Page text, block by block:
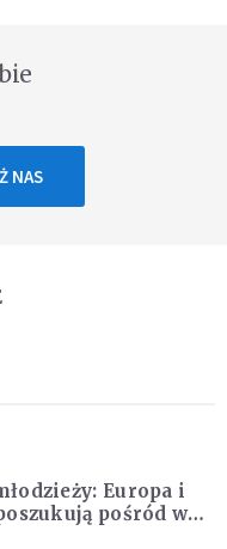
NAS
Europa i
pośród was